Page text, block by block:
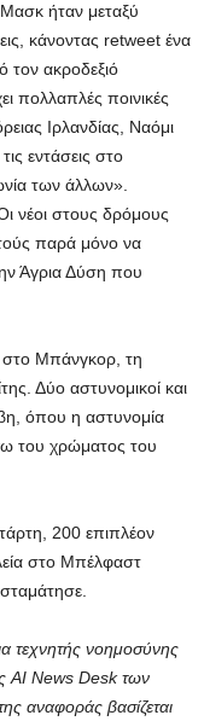
ήταν μεταξύ
κάνοντας retweet ένα
τον ακροδεξιό
πολλαπλές ποινικές
Ιρλανδίας, Ναόμι
εντάσεις στο
των άλλων».
νέοι στους δρόμους
παρά μόνο να
Άγρια Δύση που
στο Μπάνγκορ, τη
Δύο αστυνομικοί και
όπου η αστυνομία
του χρώματος του
200 επιπλέον
στο Μπέλφαστ
τεχνητής νοημοσύνης
AI News Desk των
αναφοράς βασίζεται